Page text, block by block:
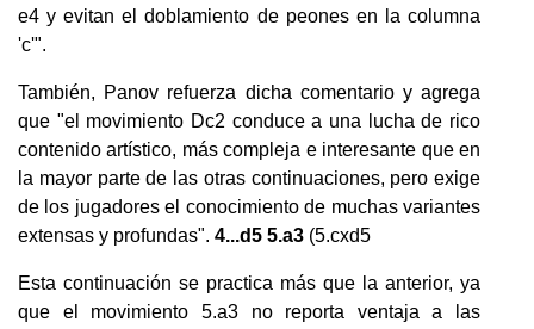
e4 y evitan el doblamiento de peones en la columna
'c'".
También, Panov refuerza dicha comentario y agrega
que "el movimiento Dc2 conduce a una lucha de rico
contenido artístico, más compleja e interesante que en
la mayor parte de las otras continuaciones, pero exige
de los jugadores el conocimiento de muchas variantes
extensas y profundas". 4...d5 5.a3 (5.cxd5
Esta continuación se practica más que la anterior, ya
que el movimiento 5.a3 no reporta ventaja a las